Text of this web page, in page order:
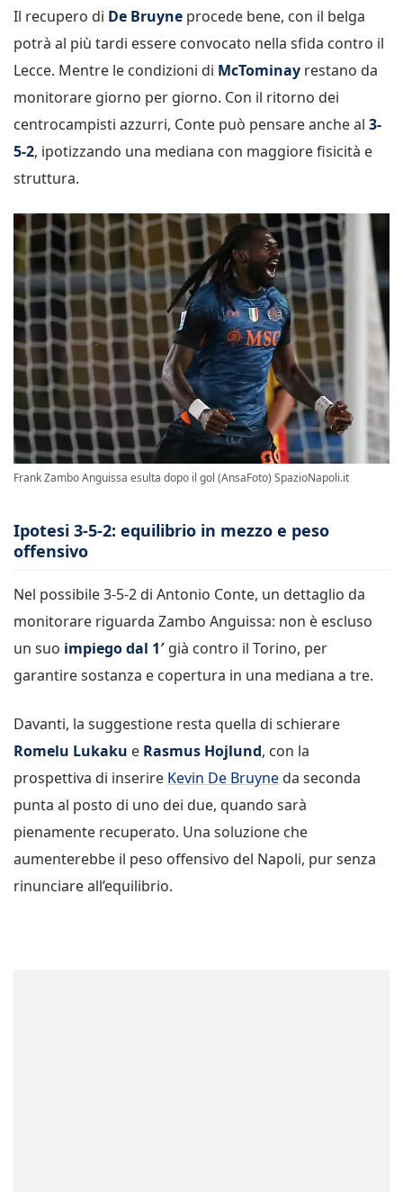
Il recupero di De Bruyne procede bene, con il belga
potrà al più tardi essere convocato nella sfida contro il
Lecce. Mentre le condizioni di McTominay restano da
monitorare giorno per giorno. Con il ritorno dei
centrocampisti azzurri, Conte può pensare anche al 3-
5-2, ipotizzando una mediana con maggiore fisicità e
struttura.
Frank Zambo Anguissa esulta dopo il gol (AnsaFoto) SpazioNapoli.it
Ipotesi 3-5-2: equilibrio in mezzo e peso
offensivo
Nel possibile 3-5-2 di Antonio Conte, un dettaglio da
monitorare riguarda Zambo Anguissa: non è escluso
un suo impiego dal 1′ già contro il Torino, per
garantire sostanza e copertura in una mediana a tre.
Davanti, la suggestione resta quella di schierare
Romelu Lukaku e Rasmus Hojlund, con la
prospettiva di inserire Kevin De Bruyne da seconda
punta al posto di uno dei due, quando sarà
pienamente recuperato. Una soluzione che
aumenterebbe il peso offensivo del Napoli, pur senza
rinunciare all’equilibrio.